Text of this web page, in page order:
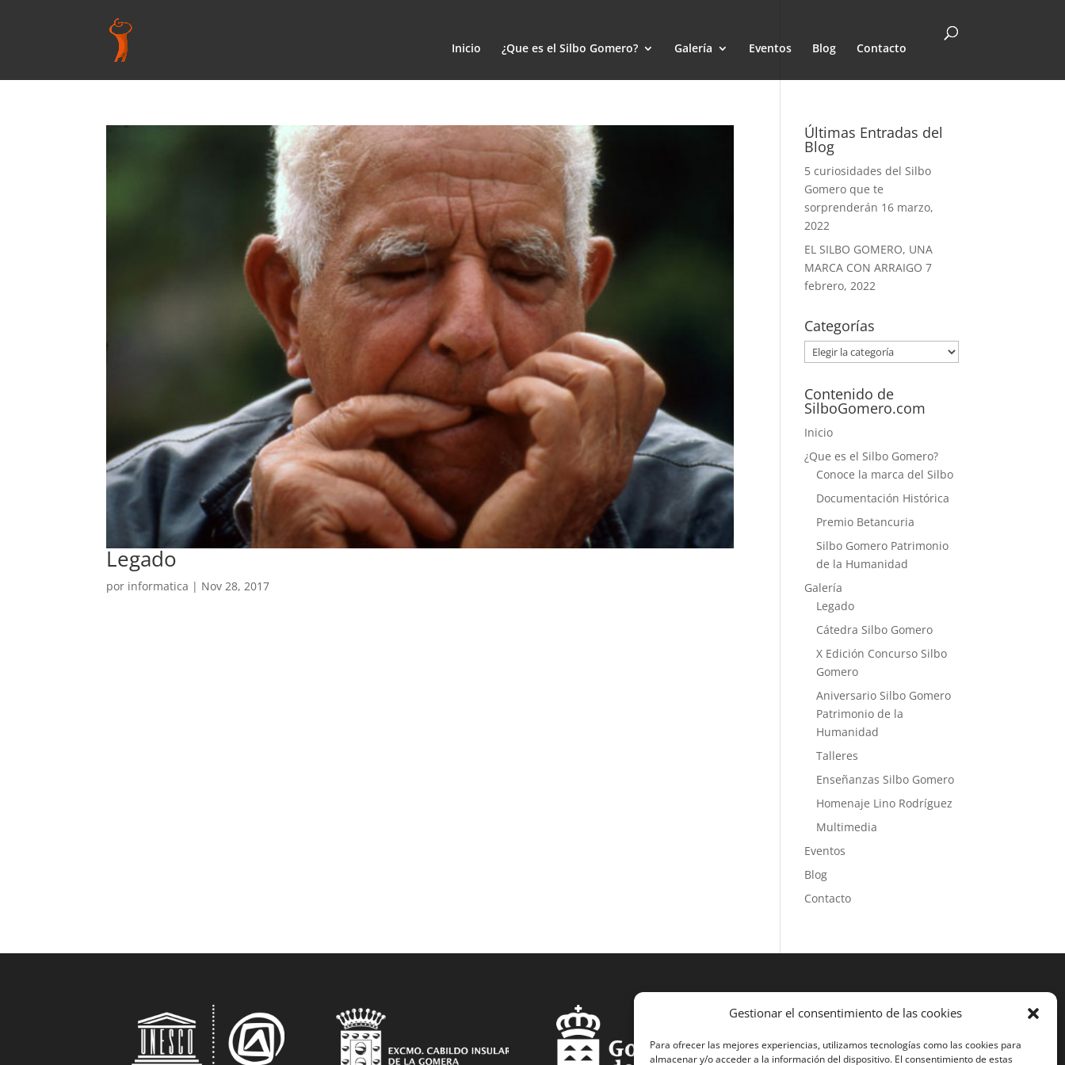
Gestionar el consentimiento de las cookies
Para ofrecer las mejores experiencias, utilizamos tecnologías como las cookies para
almacenar y/o acceder a la información del dispositivo. El consentimiento de estas
Inicio ¿Que es el Silbo Gomero? Galería Eventos Blog Contacto
Legado
por informatica | Nov 28, 2017
Últimas Entradas del
Blog
5 curiosidades del Silbo
Gomero que te
sorprenderán 16 marzo,
2022
EL SILBO GOMERO, UNA
MARCA CON ARRAIGO 7
febrero, 2022
Categorías
Categorías
Contenido de
SilboGomero.com
Inicio
¿Que es el Silbo Gomero?
Conoce la marca del Silbo
Documentación Histórica
Premio Betancuria
Silbo Gomero Patrimonio
de la Humanidad
Galería
Legado
Cátedra Silbo Gomero
X Edición Concurso Silbo
Gomero
Aniversario Silbo Gomero
Patrimonio de la
Humanidad
Talleres
Enseñanzas Silbo Gomero
Homenaje Lino Rodríguez
Multimedia
Eventos
Blog
Contacto